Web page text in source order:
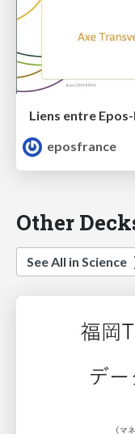
Liens entre
eposfrance
Other
See All in Science